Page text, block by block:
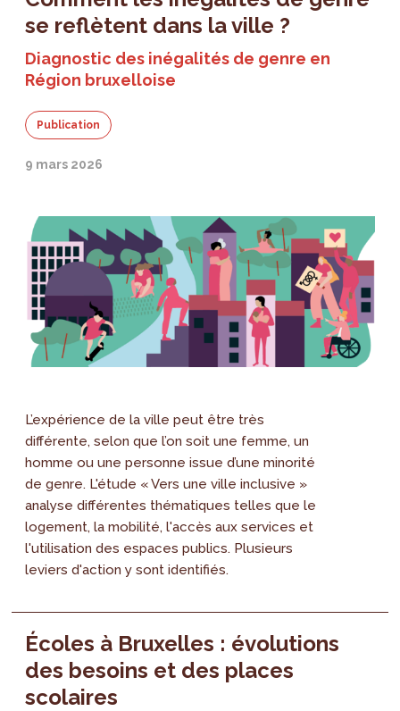
se reflètent dans la ville ?
Diagnostic des inégalités de genre en
Région bruxelloise
Publication
9 mars 2026
L’expérience de la ville peut être très
différente, selon que l’on soit une femme, un
homme ou une personne issue d’une minorité
de genre. L'étude « Vers une ville inclusive »
analyse différentes thématiques telles que le
logement, la mobilité, l'accès aux services et
l'utilisation des espaces publics. Plusieurs
leviers d'action y sont identifiés.
Écoles à Bruxelles : évolutions
des besoins et des places
scolaires